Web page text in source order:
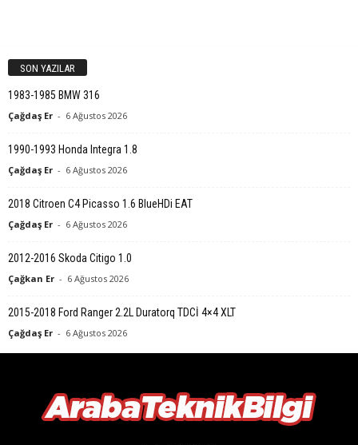
SON YAZILAR
1983-1985 BMW 316
Çağdaş Er - 6 Ağustos 2026
1990-1993 Honda Integra 1.8
Çağdaş Er - 6 Ağustos 2026
2018 Citroen C4 Picasso 1.6 BlueHDi EAT
Çağdaş Er - 6 Ağustos 2026
2012-2016 Skoda Citigo 1.0
Çağkan Er - 6 Ağustos 2026
2015-2018 Ford Ranger 2.2L Duratorq TDCİ 4×4 XLT
Çağdaş Er - 6 Ağustos 2026